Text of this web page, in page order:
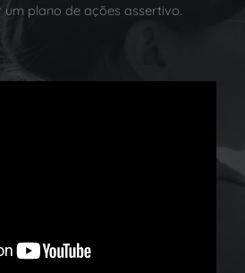
plano de ações assertivo.